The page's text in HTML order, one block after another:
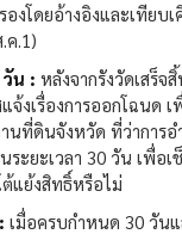
งโดยอ้างอิงและเทียบเ
ค.1)
น : หลังจากรังวัดเสร็จ
จ้งเรื่องการออกโฉนด
นที่ดินจังหวัด ที่ว่าการอ
ะยะเวลา 30 วัน เพื่อเ
แย้งสิทธิ์หรือไม่
เมื่อครบกำหนด 30 วัน